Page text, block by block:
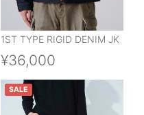
1ST TYPE RIGID DENIM JK
¥36,000
SALE